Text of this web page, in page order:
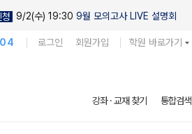
청 9/2(수) 19:30 9월 모의고사 LIVE 설명회
로그인 회원가입 학원 바로가기
강좌 · 교재 찾기 통합검색